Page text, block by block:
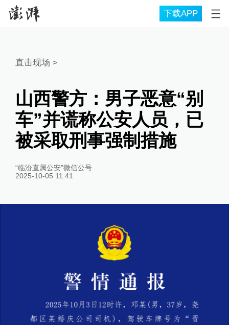
下载APP
直击现场 >
山西警方：男子恶意“别
车”并谎称公安人员，已
被采取刑事强制措施
“临汾直属公安”微信公号
2025-10-05 11:41